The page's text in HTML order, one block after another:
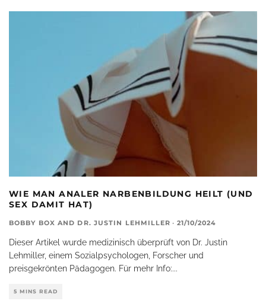
WIE MAN ANALER NARBENBILDUNG HEILT (UND
SEX DAMIT HAT)
BOBBY BOX AND DR. JUSTIN LEHMILLER · 21/10/2024
Dieser Artikel wurde medizinisch überprüft von Dr. Justin
Lehmiller, einem Sozialpsychologen, Forscher und
preisgekrönten Pädagogen. Für mehr Info:...
5 MINS READ